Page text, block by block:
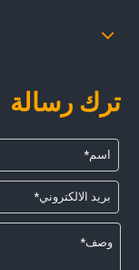
ترك رسالة